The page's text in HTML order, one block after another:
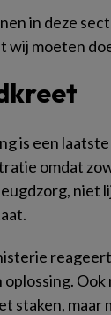
in deze
wij moeten
is een
omdat
niet
oplossing.
staken, maar